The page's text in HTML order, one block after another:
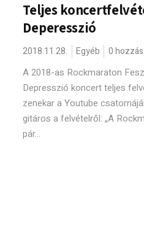
Teljes
Deperesszió
2018.11.28. Egyéb 0
A 2018-as Rockmaraton
Depresszió koncert teljes
zenekar a Youtube
gitáros a felvételről: „A
pár...